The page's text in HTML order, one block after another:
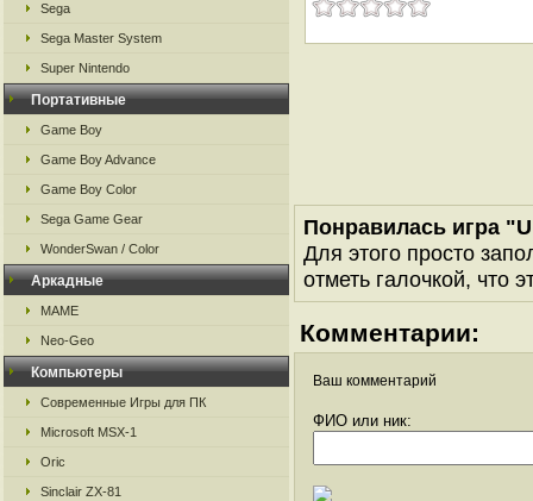
Sega
Sega Master System
Super Nintendo
Портативные
Game Boy
Game Boy Advance
Game Boy Color
Sega Game Gear
WonderSwan / Color
Аркадные
MAME
Neo-Geo
Компьютеры
Современные Игры для ПК
Microsoft MSX-1
Oric
Sinclair ZX-81
Понравилась игра
Для этого просто
отметь галочкой, что
Комментарии:
Ваш комментарий
ФИО или ник: